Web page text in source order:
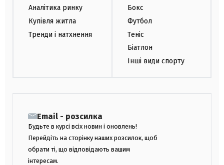
Аналітика ринку
Купівля житла
Тренди і натхнення
Бокс
Футбол
Теніс
Біатлон
Інші види спорту
Email - розсилка
Будьте в курсі всіх новин і оновлень!
Перейдіть на сторінку наших розсилок, щоб
обрати ті, що відповідають вашим
інтересам.